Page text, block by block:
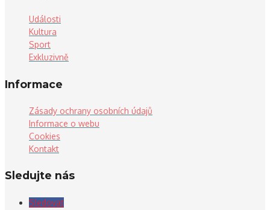
Události
Kultura
Sport
Exkluzivně
Informace
Zásady ochrany osobních údajů
Informace o webu
Cookies
Kontakt
Sledujte nás
Sledovat